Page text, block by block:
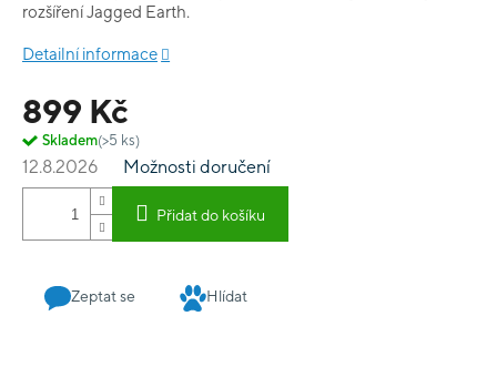
899 Kč
Skladem(>5 ks)
12.8.2026 Možnosti doručení
Přidat do košíku
rozšíření Jagged Earth.
Detailní informace
Zeptat se Hlídat